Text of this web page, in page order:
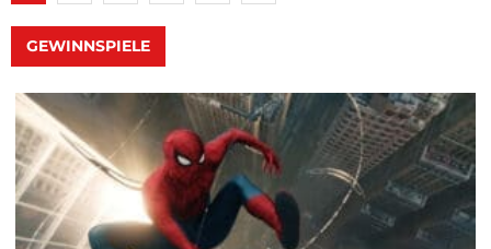
GEWINNSPIELE